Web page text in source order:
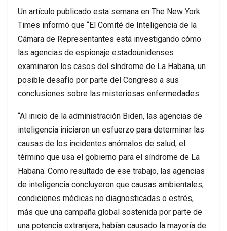
Un artículo publicado esta semana en The New York
Times informó que “El Comité de Inteligencia de la
Cámara de Representantes está investigando cómo
las agencias de espionaje estadounidenses
examinaron los casos del síndrome de La Habana, un
posible desafío por parte del Congreso a sus
conclusiones sobre las misteriosas enfermedades.
“Al inicio de la administración Biden, las agencias de
inteligencia iniciaron un esfuerzo para determinar las
causas de los incidentes anómalos de salud, el
término que usa el gobierno para el síndrome de La
Habana. Como resultado de ese trabajo, las agencias
de inteligencia concluyeron que causas ambientales,
condiciones médicas no diagnosticadas o estrés,
más que una campaña global sostenida por parte de
una potencia extranjera, habían causado la mayoría de